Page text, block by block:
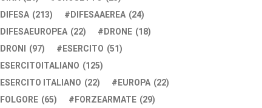
DIFESA (213) DIFESAAEREA (24)
DIFESAEUROPEA (22) DRONE (18)
DRONI (97) ESERCITO (51)
ESERCITOITALIANO (125)
ESERCITO ITALIANO (22) EUROPA (22)
FOLGORE (65) FORZEARMATE (29)